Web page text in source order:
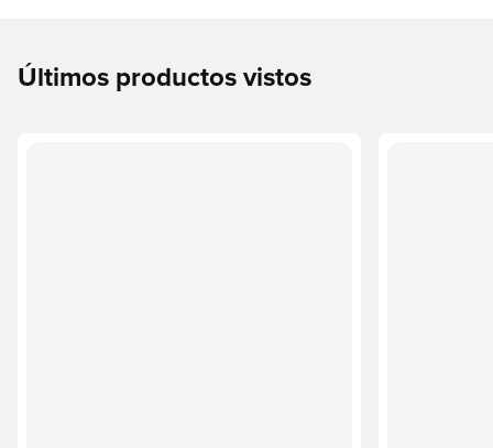
Últimos productos vistos